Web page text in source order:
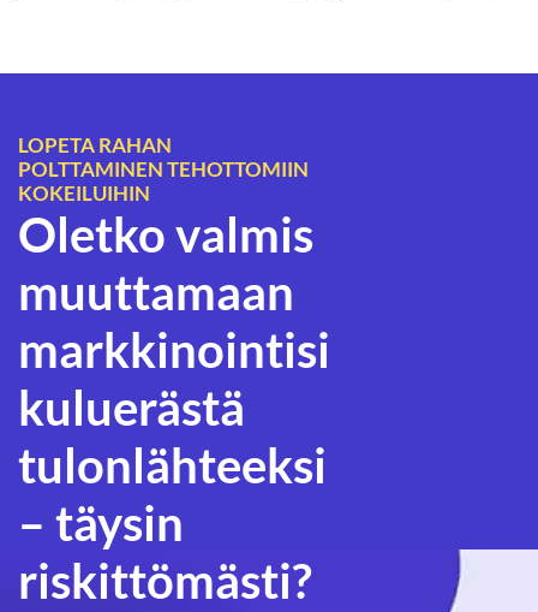
LOPETA RAHAN
POLTTAMINEN TEHOTTOMIIN
KOKEILUIHIN
Oletko valmis
muuttamaan
markkinointisi
kuluerästä
tulonlähteeksi
– täysin
riskittömästi?